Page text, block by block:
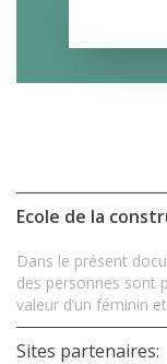
Ecole de la
Dans le présent
des personnes sont
valeur d’un féminin
Sites partenaires: